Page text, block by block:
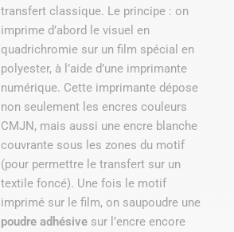
transfert classique. Le principe : on
imprime d’abord le visuel en
quadrichromie sur un film spécial en
polyester, à l’aide d’une imprimante
numérique. Cette imprimante dépose
non seulement les encres couleurs
CMJN, mais aussi une encre blanche
couvrante sous les zones du motif
(pour permettre le transfert sur un
textile foncé). Une fois le motif
imprimé sur le film, on saupoudre une
poudre adhésive sur l’encre encore